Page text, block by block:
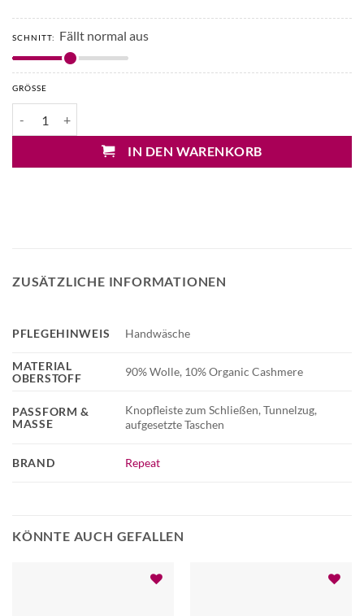
SCHNITT: Fällt normal aus
GRÖSSE
IN DEN WARENKORB
ZUSÄTZLICHE INFORMATIONEN
BRAND Repeat
PFLEGEHINWEIS Handwäsche
MATERIAL
OBERSTOFF
90% Wolle, 10% Organic Cashmere
PASSFORM &
MASSE
Knopfleiste zum Schließen, Tunnelzug,
aufgesetzte Taschen
KÖNNTE AUCH GEFALLEN